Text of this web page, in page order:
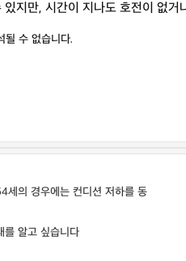
지만, 시간이 지나도 호전이 없
될 수 없습니다.
세의 경우에는 컨디션 저하를 동
를 알고 싶습니다